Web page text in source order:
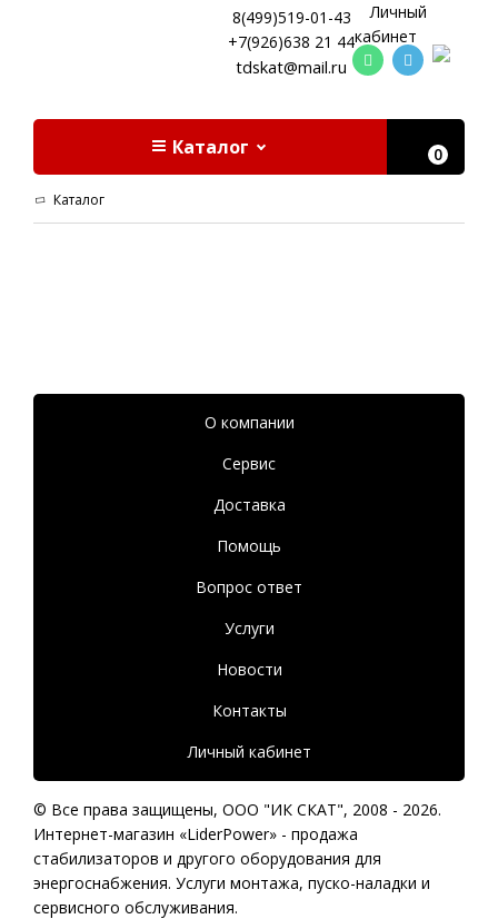
8(499)519-01-43
+7(926)638 21 44
tdskat@mail.ru
Личный
кабинет
Каталог 0
Каталог
О компании
Сервис
Доставка
Помощь
Вопрос ответ
Услуги
Новости
Контакты
Личный кабинет
© Все права защищены, ООО "ИК СКАТ", 2008 - 2026.
Интернет-магазин «LiderPower» - продажа
стабилизаторов и другого оборудования для
энергоснабжения. Услуги монтажа, пуско-наладки и
сервисного обслуживания.